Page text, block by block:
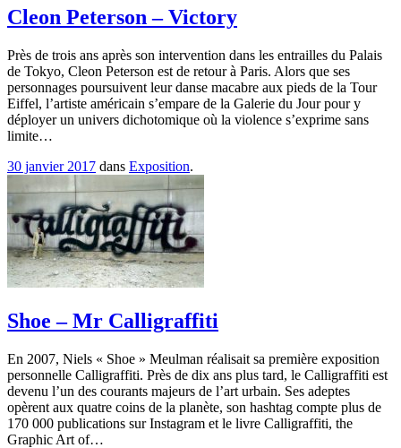
Cleon Peterson – Victory
Près de trois ans après son intervention dans les entrailles du Palais
de Tokyo, Cleon Peterson est de retour à Paris. Alors que ses
personnages poursuivent leur danse macabre aux pieds de la Tour
Eiffel, l’artiste américain s’empare de la Galerie du Jour pour y
déployer un univers dichotomique où la violence s’exprime sans
limite…
30 janvier 2017 dans Exposition.
Shoe – Mr Calligraffiti
En 2007, Niels « Shoe » Meulman réalisait sa première exposition
personnelle Calligraffiti. Près de dix ans plus tard, le Calligraffiti est
devenu l’un des courants majeurs de l’art urbain. Ses adeptes
opèrent aux quatre coins de la planète, son hashtag compte plus de
170 000 publications sur Instagram et le livre Calligraffiti, the
Graphic Art of…